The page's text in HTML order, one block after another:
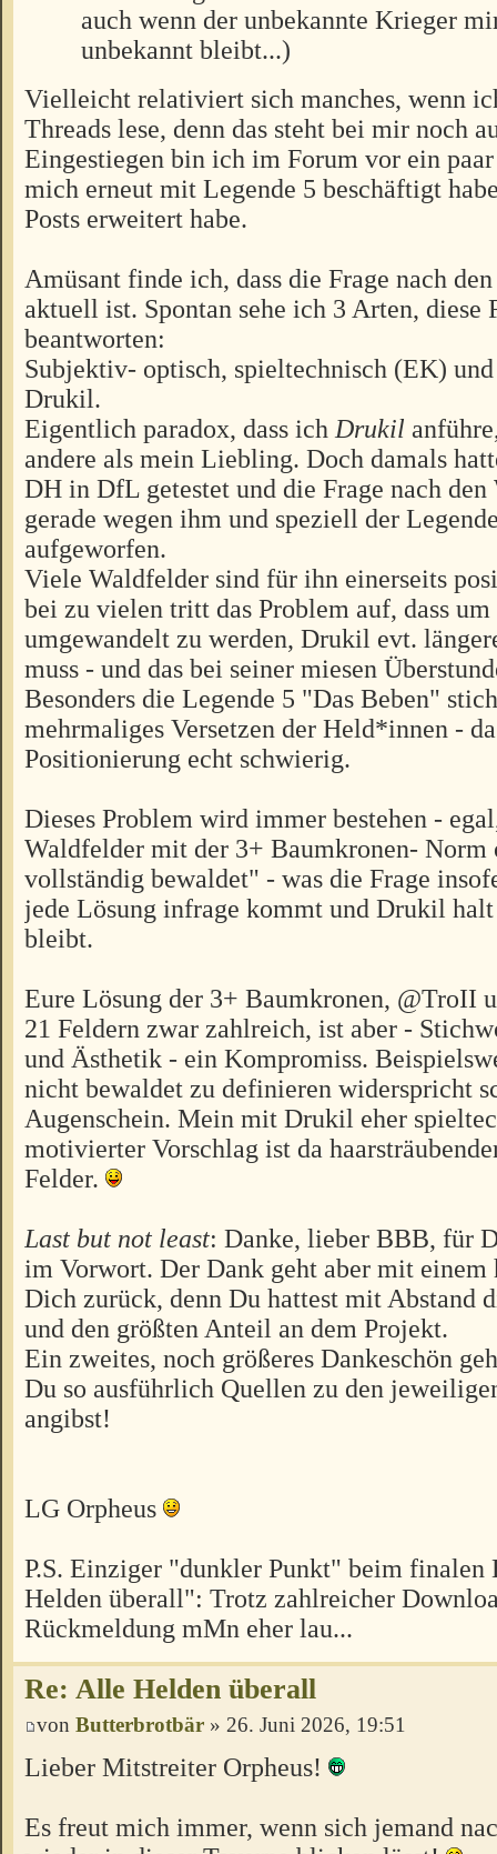
auch wenn der unbekannte Krieger
unbekannt bleibt...)
Vielleicht relativiert sich manches, wenn
Threads lese, denn das steht bei mir noch
Eingestiegen bin ich im Forum vor ein
mich erneut mit Legende 5 beschäftigt
Posts erweitert habe.
Amüsant finde ich, dass die Frage nach
aktuell ist. Spontan sehe ich 3 Arten, diese
beantworten:
Subjektiv- optisch, spieltechnisch (EK)
Drukil.
Eigentlich paradox, dass ich Drukil
andere als mein Liebling. Doch damals
DH in DfL getestet und die Frage nach
gerade wegen ihm und speziell der
aufgeworfen.
Viele Waldfelder sind für ihn einerseits
bei zu vielen tritt das Problem auf, dass
umgewandelt zu werden, Drukil evt.
muss - und das bei seiner miesen
Besonders die Legende 5 "Das Beben"
mehrmaliges Versetzen der Held*innen -
Positionierung echt schwierig.
Dieses Problem wird immer bestehen -
Waldfelder mit der 3+ Baumkronen- Norm
vollständig bewaldet" - was die Frage
jede Lösung infrage kommt und Drukil
bleibt.
Eure Lösung der 3+ Baumkronen, @TroII
21 Feldern zwar zahlreich, ist aber -
und Ästhetik - ein Kompromiss.
nicht bewaldet zu definieren widerspricht
Augenschein. Mein mit Drukil eher
motivierter Vorschlag ist da
Felder.
Last but not least: Danke, lieber BBB, für
im Vorwort. Der Dank geht aber mit einem
Dich zurück, denn Du hattest mit Abstand
und den größten Anteil an dem Projekt.
Ein zweites, noch größeres Dankeschön
Du so ausführlich Quellen zu den
angibst!
LG Orpheus
P.S. Einziger "dunkler Punkt" beim
Helden überall": Trotz zahlreicher
Rückmeldung mMn eher lau...
Re: Alle Helden überall
von Butterbrotbär » 26. Juni 2026, 19:51
Lieber Mitstreiter Orpheus!
Es freut mich immer, wenn sich jemand